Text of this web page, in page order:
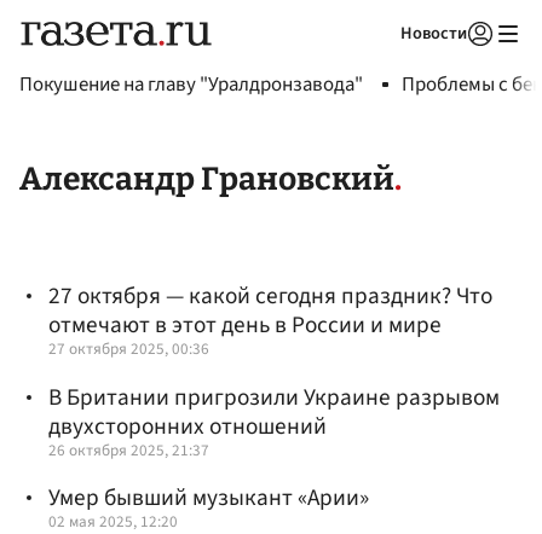
Новости
Покушение на главу "Уралдронзавода" Проблемы с
Александр Грановский
27 октября — какой сегодня праздник? Что
отмечают в этот день в России и мире
27 октября 2025, 00:36
В Британии пригрозили Украине разрывом
двухсторонних отношений
26 октября 2025, 21:37
Умер бывший музыкант «Арии»
02 мая 2025, 12:20